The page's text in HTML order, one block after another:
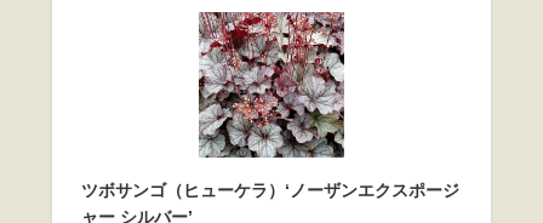
ツボサンゴ（ヒューケラ）‘ノーザンエクスポージ
ャー シルバー’